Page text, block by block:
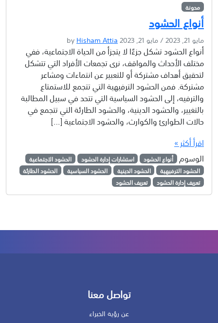
مدونة
أنواع الحشود
مايو 21, 2023 /مايو 21, 2023 Hisham Attia
أنواع الحشود تشكل جزءًا لا يتجزأ من الحياة الاجتماعية، ففي
مختلف الأحداث والمواقف، نرى تجمعات الأفراد التي تتشكل
لتحقيق أهداف مشتركة أو للتعبير عن انتماءات ومشاعر
مشتركة. فمن الحشود الترفيهية التي تتجمع للاستمتاع
والترفيه، إلى الحشود السياسية التي تتحد في سبيل المطالبة
بالتغيير، والحشود الدينية، والحشود الطارئة التي تتجمع في
حالات الطوارئ والكوارث، والحشود الاجتماعية […]
اقرأ أكثر »
الوسوم أنواع الحشود استشارات إدارة الحشود
الحشود الاجتماعية
الحشود الترفيهية
الحشود الدينية الحشود السياسية
الحشود الطارئة
تعريف إدارة الحشود
تعريف الحشود
تواصل معنا
عن رؤية الخبراء